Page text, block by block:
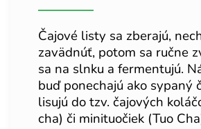
Čajové listy sa zberajú,
zavädnúť, potom sa ručne
sa na slnku a fermentujú.
buď ponechajú ako sypaný
lisujú do tzv. čajových
cha) či minituočiek (Tuo